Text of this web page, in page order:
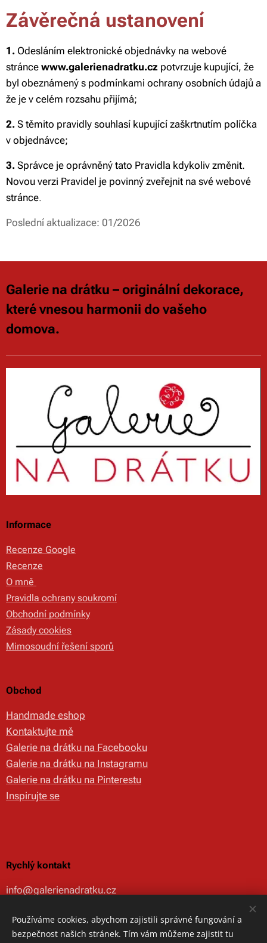
Závěrečná ustanovení
1. Odesláním elektronické objednávky na webové
stránce www.galerienadratku.cz potvrzuje kupující, že
byl obeznámený s podmínkami ochrany osobních údajů a
že je v celém rozsahu přijímá;
2. S těmito pravidly souhlasí kupující zaškrtnutím políčka
v objednávce;
3. Správce je oprávněný tato Pravidla kdykoliv změnit.
Novou verzi Pravidel je povinný zveřejnit na své webové
stránce.
Poslední aktualizace: 01/2026
Galerie na drátku – originální dekorace,
které vnesou harmonii do vašeho
domova.
Informace
Recenze Google
Recenze
O mně
Pravidla ochrany soukromí
Obchodní podmínky
Zásady cookies
Mimosoudní řešení sporů
Obchod
Handmade eshop
Kontaktujte mě
Galerie na drátku na Facebooku
Galerie na drátku na Instagramu
Galerie na drátku na Pinterestu
Inspirujte se
Rychlý kontakt
info@galerienadratku.cz
IČ -69361495
Datová schránka - 4ndn9zf
Používáme cookies, abychom zajistili správné fungování a
bezpečnost našich stránek. Tím vám můžeme zajistit tu